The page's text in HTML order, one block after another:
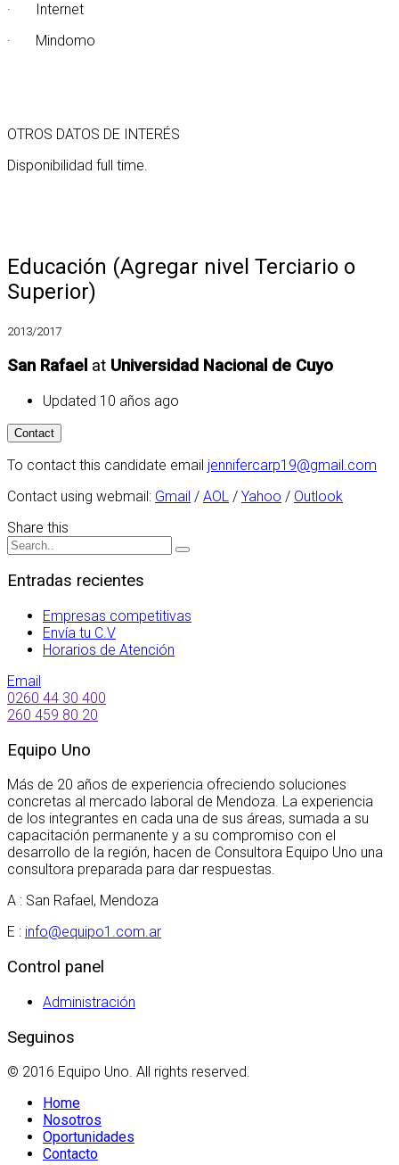
· Internet
· Mindomo
OTROS DATOS DE INTERÉS
Disponibilidad full time.
Educación (Agregar nivel Terciario o
Superior)
2013/2017
San Rafael at Universidad Nacional de Cuyo
Updated 10 años ago
To contact this candidate email jennifercarp19@gmail.com
Contact using webmail: Gmail / AOL / Yahoo / Outlook
Share this
Entradas recientes
Empresas competitivas
Envía tu C.V
Horarios de Atención
Email
0260 44 30 400
260 459 80 20
Equipo Uno
Más de 20 años de experiencia ofreciendo soluciones
concretas al mercado laboral de Mendoza. La experiencia
de los integrantes en cada una de sus áreas, sumada a su
capacitación permanente y a su compromiso con el
desarrollo de la región, hacen de Consultora Equipo Uno una
consultora preparada para dar respuestas.
A : San Rafael, Mendoza
E : info@equipo1.com.ar
Control panel
Administración
Seguinos
© 2016 Equipo Uno. All rights reserved.
Home
Nosotros
Oportunidades
Contacto